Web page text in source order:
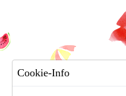
Cookie-Info